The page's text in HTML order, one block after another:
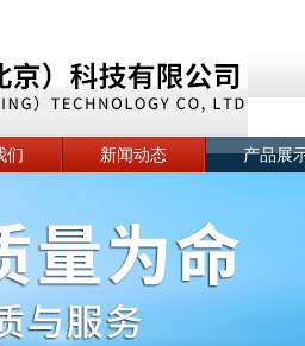
们 新闻动态 产品展